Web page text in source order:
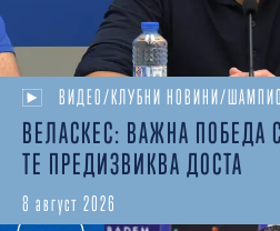
ВИДЕО/КЛУБНИ НОВИНИ/
ВЕЛАСКЕС: ВАЖНА ПОБЕДА
ТЕ ПРЕДИЗВИКВА ДОСТА
8 август 2026